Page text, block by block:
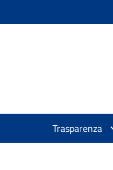
Trasparenza